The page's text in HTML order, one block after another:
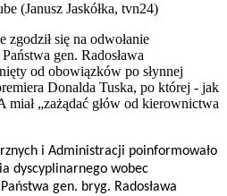
(Janusz Jaskółka, tvn24)
się na odwołanie
gen. Radosława
od obowiązków po słynnej
Donalda Tuska, po której - jak
miał „zażądać głów od kierownictwa
i Administracji poinformowało
dyscyplinarnego wobec
gen. bryg. Radosława